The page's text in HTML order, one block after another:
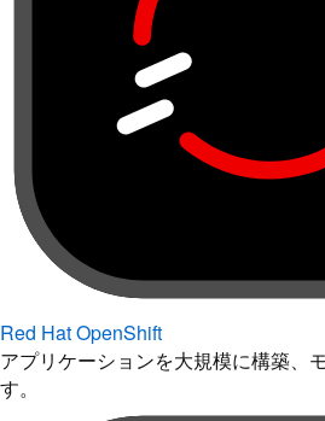
Red Hat OpenShift
アプリケーションを大規模に構築、
す。